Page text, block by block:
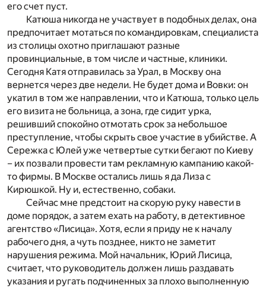
его счет пуст.
Катюша никогда не участвует в подобных делах, она
предпочитает мотаться по командировкам, специалиста
из столицы охотно приглашают разные
провинциальные, в том числе и частные, клиники.
Сегодня Катя отправилась за Урал, в Москву она
вернется через две недели. Не будет дома и Вовки: он
укатил в том же направлении, что и Катюша, только цель
его визита не больница, а зона, где сидит урка,
решивший спокойно отмотать срок за небольшое
преступление, чтобы скрыть свое участие в убийстве. А
Сережка с Юлей уже четвертые сутки бегают по Киеву
– их позвали провести там рекламную кампанию какой-
то фирмы. В Москве остались лишь я да Лиза с
Кирюшкой. Ну и, естественно, собаки.
Сейчас мне предстоит на скорую руку навести в
доме порядок, а затем ехать на работу, в детективное
агентство «Лисица». Хотя, если я приду не к началу
рабочего дня, а чуть позднее, никто не заметит
нарушения режима. Мой начальник, Юрий Лисица,
считает, что руководитель должен лишь раздавать
указания и ругать подчиненных за плохо выполненную